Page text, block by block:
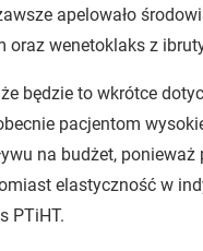
apelowało
oraz wenetoklaks z
będzie to wkrótce
pacjentom
na budżet,
elastyczność w
PTiHT.